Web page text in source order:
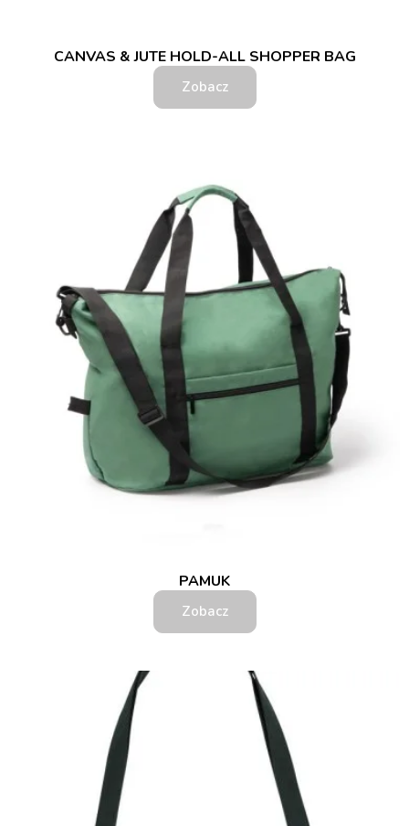
CANVAS & JUTE HOLD-ALL SHOPPER BAG
Zobacz
PAMUK
Zobacz